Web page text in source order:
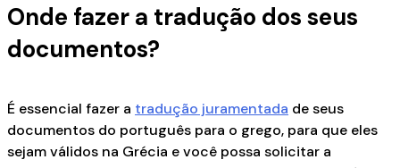
Onde fazer a tradução dos seus
documentos?
É essencial fazer a tradução juramentada de seus
documentos do português para o grego, para que eles
sejam válidos na Grécia e você possa solicitar a